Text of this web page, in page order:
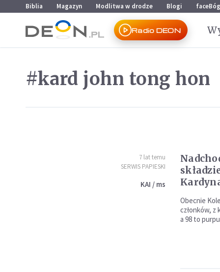
Przejdź do menu głównego
Przejdź do treści
Biblia Magazyn Modlitwa w drodze Blogi faceBóg
Radio DEON
#kard john tong hon
7 lat temu
SERWIS PAPIESKI
KAI / ms
Obecnie
członków, z
a 98 to